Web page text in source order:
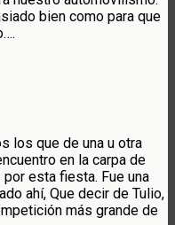
bien como para que
los que de una u otra
en la carpa de
esta fiesta. Fue una
ahí, Que decir de Tulio,
más grande de